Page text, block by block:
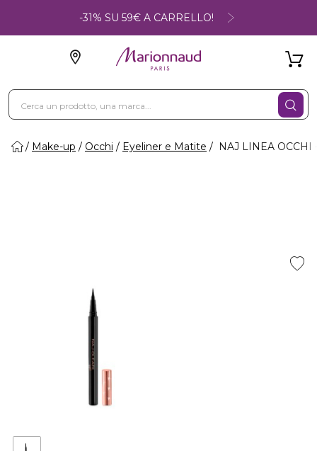
-31% SU 59€ A CARRELLO!
Make-up Occhi Eyeliner e Matite NAJ LINEA OCCHI